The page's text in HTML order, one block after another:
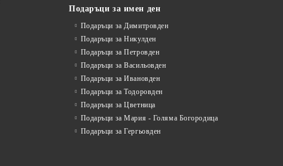
Подаръци за имен ден
Подаръци за Димитровден
Подаръци за Никулден
Подаръци за Петровден
Подаръци за Васильовден
Подаръци за Ивановден
Подаръци за Тодоровден
Подаръци за Цветница
Подаръци за Мария - Голяма Богородица
Подаръци за Гергьовден